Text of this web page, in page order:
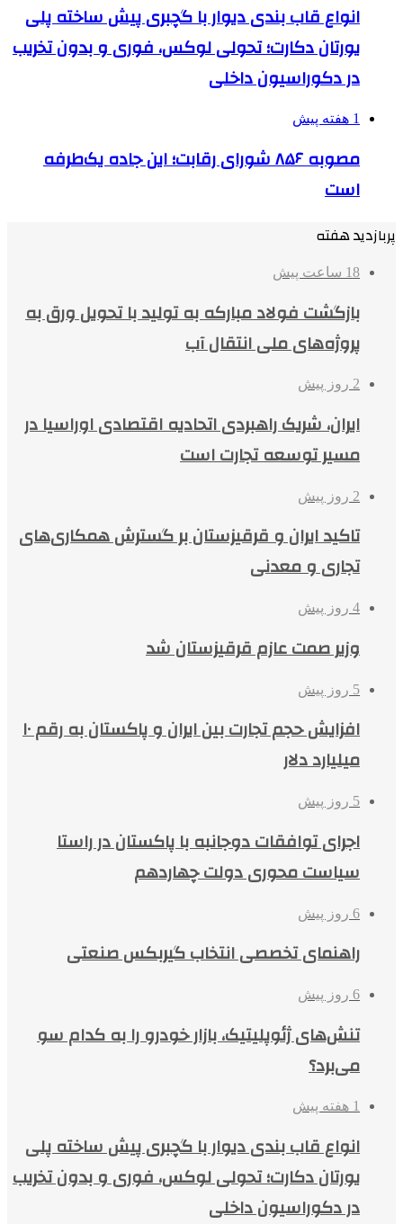
انواع قاب بندی دیوار با گچبری پیش ساخته پلی
یورتان دکارت؛ تحولی لوکس، فوری و بدون تخریب
در دکوراسیون داخلی
1 هفته پیش
مصوبه ۸۵۶ شورای رقابت؛ این جاده یک‌طرفه
است
پربازدید هفته
18 ساعت پیش
بازگشت فولاد مبارکه به تولید با تحویل ورق به
پروژه‌های ملی انتقال آب
2 روز پیش
ایران، شریک راهبردی اتحادیه اقتصادی اوراسیا در
مسیر توسعه تجارت است
2 روز پیش
تاکید ایران و قرقیزستان بر گسترش همکاری‌های
تجاری و معدنی
4 روز پیش
وزیر صمت عازم قرقیزستان شد
5 روز پیش
افزایش حجم تجارت بین ایران و پاکستان به رقم ۱۰
میلیارد دلار
5 روز پیش
اجرای توافقات دوجانبه با پاکستان در راستا
سیاست محوری دولت چهاردهم
6 روز پیش
راهنمای تخصصی انتخاب گیربکس صنعتی
6 روز پیش
تنش‌های ژئوپلیتیک، بازار خودرو را به کدام سو
می‌برد؟
1 هفته پیش
انواع قاب بندی دیوار با گچبری پیش ساخته پلی
یورتان دکارت؛ تحولی لوکس، فوری و بدون تخریب
در دکوراسیون داخلی